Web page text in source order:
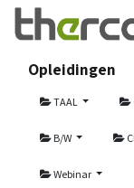
Opleidingen
TAAL
B/W
Webinar